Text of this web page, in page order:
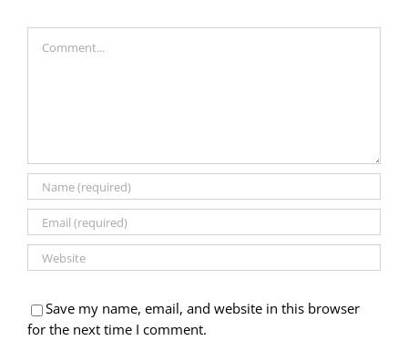
Save my name, email, and website in this browser
for the next time I comment.